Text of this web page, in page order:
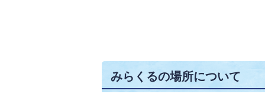
みらくるの場所について